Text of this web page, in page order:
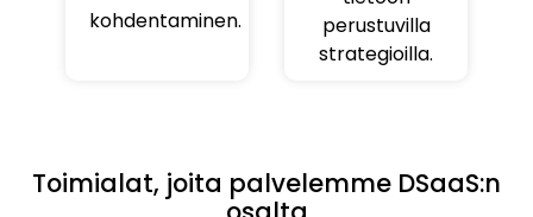
kohdentaminen.
perustuvilla
strategioilla.
Toimialat, joita palvelemme DSaaS:n